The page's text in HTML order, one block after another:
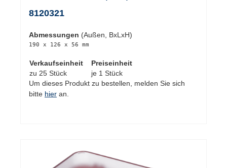
8120321
Abmessungen (Außen, BxLxH)
190 x 126 x 56 mm
Verkaufseinheit
Preiseinheit
zu 25 Stück
je 1 Stück
Um dieses Produkt zu bestellen, melden Sie sich
bitte hier an.